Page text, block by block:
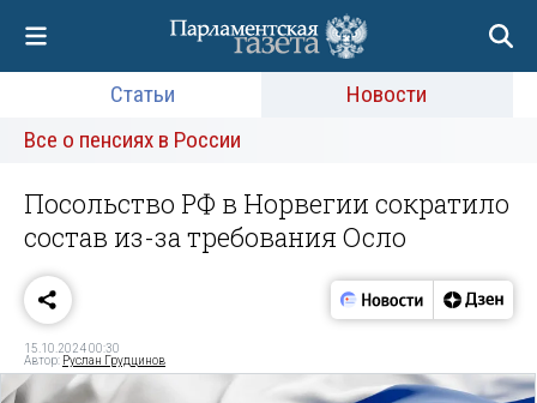
Статьи
Новости
Все о пенсиях в России
Посольство РФ в Норвегии сократило
состав из-за требования Осло
15.10.2024 00:30
Автор: Руслан Грудцинов